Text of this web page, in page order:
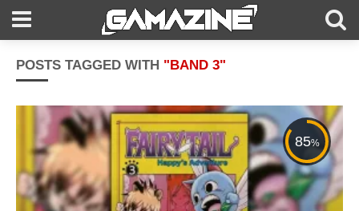
POSTS TAGGED WITH "BAND 3"
85%